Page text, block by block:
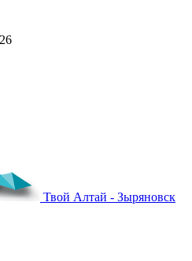
Твой Алтай - Зыряновск